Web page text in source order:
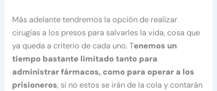
Más adelante tendremos la opción de realizar
cirugías a los presos para salvarles la vida, cosa que
ya queda a criterio de cada uno. Tenemos un
tiempo bastante limitado tanto para
administrar fármacos, como para operar a los
prisioneros, si no estos se irán de la cola y contarán